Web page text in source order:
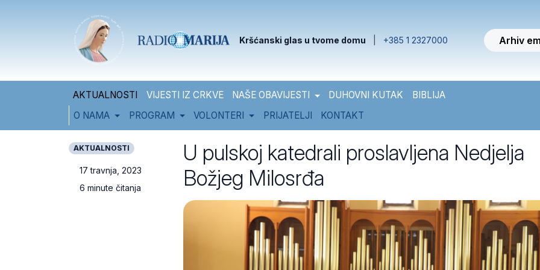
Kršćanski glas u tvome domu +385 1 2327000 Arhiv
AKTUALNOSTI VIJESTI IZ CRKVE NAŠE OBAVIJESTI DUHOVNI KUTAK
BIBLIJA
O NAMA
PROGRAM VOLONTERI PRIJATELJI KONTAKT
AKTUALNOSTI
17 travnja, 2023
6 minute čitanja
U pulskoj katedrali proslavljena Nedjelja
Božjeg Milosrđa